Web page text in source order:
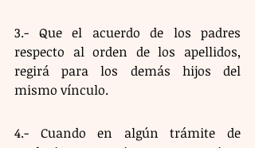
3.- Que el acuerdo de los padres
respecto al orden de los apellidos,
regirá para los demás hijos del
mismo vínculo.
4.- Cuando en algún trámite de